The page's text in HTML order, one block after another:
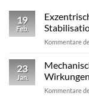
19
Feb.
Kommentare
23
Jan.
Kommentare